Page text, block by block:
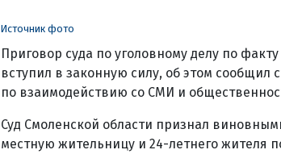
Источник фото
Приговор суда по уголовному делу по
вступил в законную силу, об этом
по взаимодействию со СМИ и
Суд Смоленской области признал
местную жительницу и 24-летнего жителя